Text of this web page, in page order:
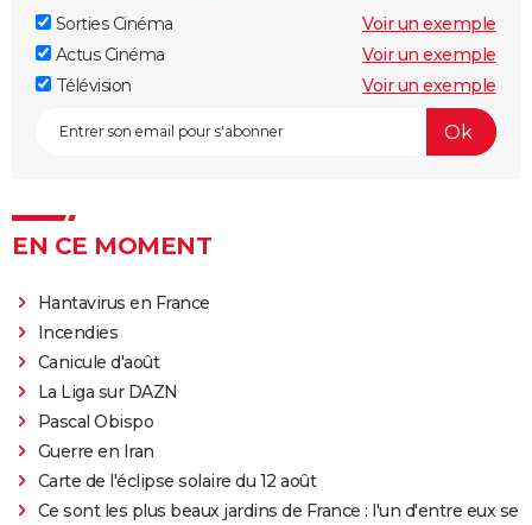
ne voudront pas rater
La Planète des Singes 2024 : est-il indispensable de
voir le reste de la saga avant de voir ce film ?
Superman : est-ce que cette nouvelle version vaut le
coup ? Voici ce qu'en pensent les critiques
film aux 7 Oscars et de sa fin
Mission Impossible 8 : Tom Cruise refuse de répondre
Deadpool et Wolverine : est-il vraiment
indispensable de voir la scène post-générique ?
suite, critique...
Avengers Doomsday : la bande-annonce est enfin
sortie, et on ne comprend plus grand chose au MCU
Tomb Raider : synopsis, Alicia Vikander, streaming,
Sorties Cinéma
Voir un exemple
Actus Cinéma
Voir un exemple
Télévision
Voir un exemple
EN CE MOMENT
Hantavirus en France
Incendies
Canicule d'août
La Liga sur DAZN
Pascal Obispo
Guerre en Iran
Carte de l'éclipse solaire du 12 août
Ce sont les plus beaux jardins de France : l'un d'entre eux se